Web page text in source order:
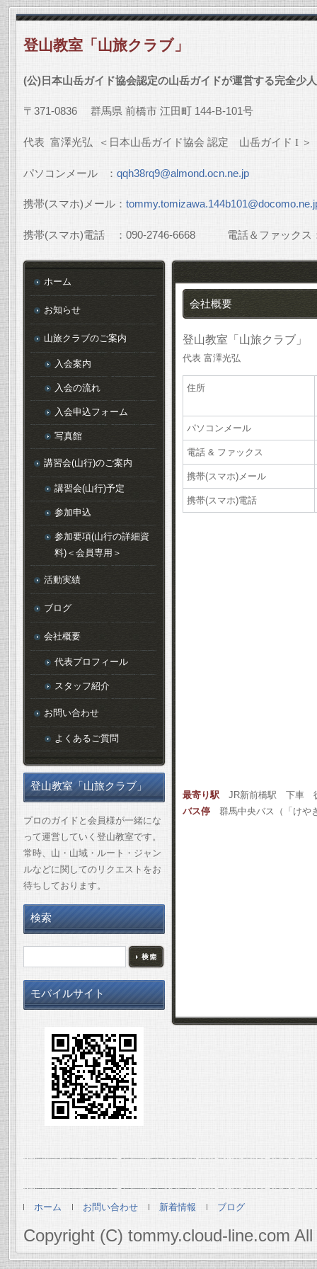
登山教室「山旅クラブ」
(公)日本山岳ガイド協会認定の山岳ガイドが運営する完全少
〒 371-0836 群馬県 前橋市 江田町 144-B-101号
代表 富澤光弘 ＜日本山岳ガイド協会 認定 山岳ガイド I ＞
パソコンメール ： qqh38rq9@almond.ocn.ne.jp
携帯(スマホ)メール：
携帯(スマホ)電話 ： 090-2746-6668電話＆ファックス
会社概要
登山教室「山旅クラブ」
代表 富澤光弘
住所
パソコンメール
電話 & ファックス
携帯(スマホ)メール
携帯(スマホ)電話
最寄り駅JR新前橋駅 下車
バス停群馬中央バス（「けや
ホーム
お知らせ
山旅クラブのご案内
入会案内
入会の流れ
入会申込フォーム
写真館
講習会(山行)のご案内
講習会(山行)予定
参加申込
参加要項(山行の詳細資
料)＜会員専用＞
活動実績
ブログ
会社概要
代表プロフィール
スタッフ紹介
お問い合わせ
よくあるご質問
登山教室「山旅クラブ」
プロのガイドと会員様が一緒にな
って運営していく登山教室です。
常時、山・山域・ルート・ジャン
ルなどに関してのリクエストをお
待ちしております。
検索
モバイルサイト
ホーム お問い合わせ 新着情報 ブログ
Copyright (C) tommy.cloud-line.com